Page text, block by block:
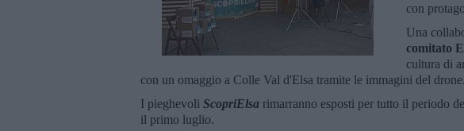
con
Una
comitato
cultura di
con un omaggio a Colle Val d'Elsa tramite le immagini del drone.
I pieghevoli ScopriElsa rimarranno esposti per tutto il periodo
il primo luglio.